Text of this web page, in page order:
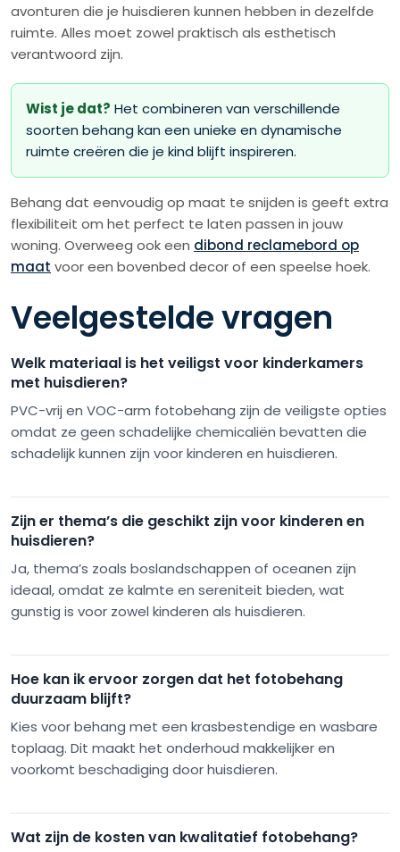
avonturen die je huisdieren kunnen hebben in dezelfde
ruimte. Alles moet zowel praktisch als esthetisch
verantwoord zijn.
Wist je dat? Het combineren van verschillende
soorten behang kan een unieke en dynamische
ruimte creëren die je kind blijft inspireren.
Behang dat eenvoudig op maat te snijden is geeft extra
flexibiliteit om het perfect te laten passen in jouw
woning. Overweeg ook een dibond reclamebord op
maat voor een bovenbed decor of een speelse hoek.
Veelgestelde vragen
Welk materiaal is het veiligst voor kinderkamers
met huisdieren?
PVC-vrij en VOC-arm fotobehang zijn de veiligste opties
omdat ze geen schadelijke chemicaliën bevatten die
schadelijk kunnen zijn voor kinderen en huisdieren.
Zijn er thema’s die geschikt zijn voor kinderen en
huisdieren?
Ja, thema’s zoals boslandschappen of oceanen zijn
ideaal, omdat ze kalmte en sereniteit bieden, wat
gunstig is voor zowel kinderen als huisdieren.
Hoe kan ik ervoor zorgen dat het fotobehang
duurzaam blijft?
Kies voor behang met een krasbestendige en wasbare
toplaag. Dit maakt het onderhoud makkelijker en
voorkomt beschadiging door huisdieren.
Wat zijn de kosten van kwalitatief fotobehang?